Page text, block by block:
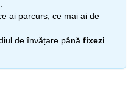
ai parcurs, ce mai ai de
de învățare până fixezi